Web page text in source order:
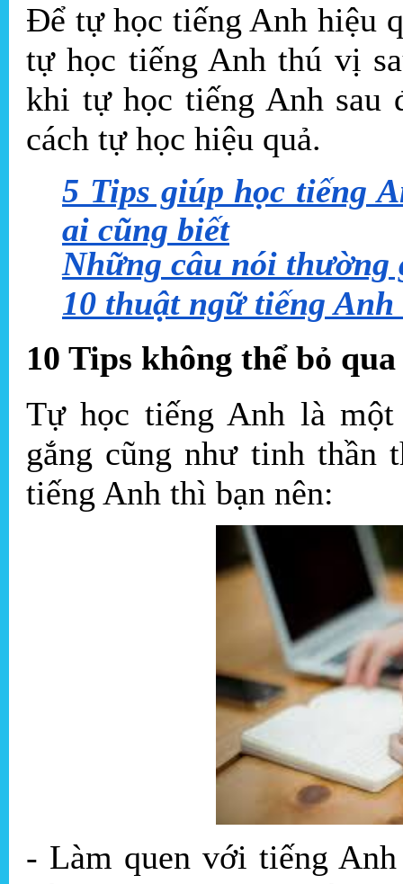
Để tự học tiếng Anh hiệu
tự học tiếng Anh thú vị
khi tự học tiếng Anh sau
cách tự học hiệu quả.
5 Tips giúp học tiếng
ai cũng biết
Những câu nói thường
10 thuật ngữ tiếng
10 Tips không thể bỏ
Tự học tiếng Anh là
gắng cũng như tinh thần
tiếng Anh thì bạn nên:
- Làm quen với tiếng